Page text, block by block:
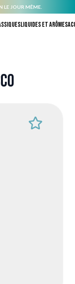
LE JOUR MÊME.
Liquides et arômes